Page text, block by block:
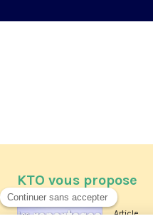
KTO vous propose
Article